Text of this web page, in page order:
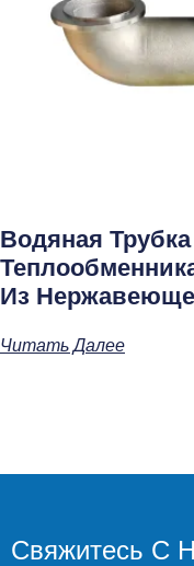
Водяная Трубка
Из
Читать Далее
Свяжитесь С